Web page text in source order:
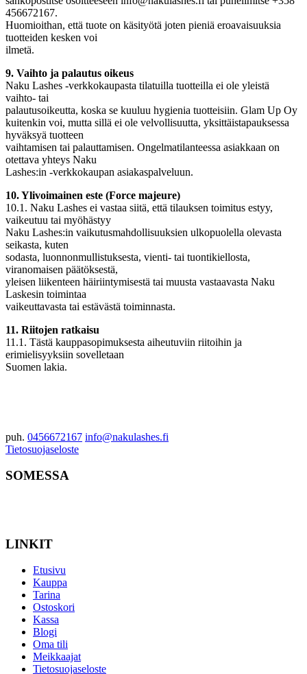
456672167.
Huomioithan, että tuote on käsityötä joten pieniä eroavaisuuksia
tuotteiden kesken voi
ilmetä.
9. Vaihto ja palautus oikeus
Naku Lashes -verkkokaupasta tilatuilla tuotteilla ei ole yleistä
vaihto- tai
palautusoikeutta, koska se kuuluu hygienia tuotteisiin. Glam Up Oy
kuitenkin voi, mutta sillä ei ole velvollisuutta, yksittäistapauksessa
hyväksyä tuotteen
vaihtamisen tai palauttamisen. Ongelmatilanteessa asiakkaan on
otettava yhteys Naku
Lashes:in -verkkokaupan asiakaspalveluun.
10. Ylivoimainen este (Force majeure)
10.1. Naku Lashes ei vastaa siitä, että tilauksen toimitus estyy,
vaikeutuu tai myöhästyy
Naku Lashes:in vaikutusmahdollisuuksien ulkopuolella olevasta
seikasta, kuten
sodasta, luonnonmullistuksesta, vienti- tai tuontikiellosta,
viranomaisen päätöksestä,
yleisen liikenteen häiriintymisestä tai muusta vastaavasta Naku
Laskesin toimintaa
vaikeuttavasta tai estävästä toiminnasta.
11. Riitojen ratkaisu
11.1. Tästä kauppasopimuksesta aiheutuviin riitoihin ja
erimielisyyksiin sovelletaan
Suomen lakia.
puh. 0456672167 info@nakulashes.fi
Tietosuojaseloste
SOMESSA
LINKIT
Etusivu
Kauppa
Tarina
Ostoskori
Kassa
Blogi
Oma tili
Meikkaajat
Tietosuojaseloste